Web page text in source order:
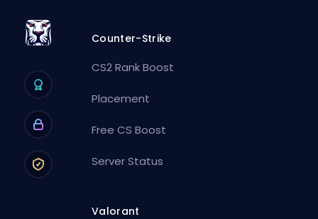
Counter-Strike
CS2 Rank Boost
Placement
Free CS Boost
Server Status
Valorant